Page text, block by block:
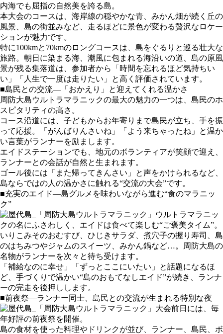
内海でも屈指の自然美を誇る島。
本大会のコースは、海岸線の穏やかな青、みかん畑が続く丘の
風景、島の街並みなど、走るほどに景色が変わる贅沢なロケー
ションが魅力です。
特に100kmと70kmのロングコースは、島をぐるりと巡る壮大な
旅路。朝日に染まる海、潮風に包まれる海沿いの道、島の原風
景が残る集落道は、参加者から「時間を忘れるほど気持ちい
い」「人生で一度は走りたい」と高く評価されています。
■島民との交流—「おかえり」と迎えてくれる温かさ
周防大島ウルトラマラニックの最大の魅力の一つは、島民のホ
スピタリティの高さ。
コース沿道には、子どもからお年寄りまで島民が立ち、手を振
って応援。「がんばりんさいね」「よう来ちゃったね」と温か
い言葉がランナーを励まします。
エイドステーションでも、地元のボランティアが笑顔で迎え、
ランナーとの会話が自然と生まれます。
ゴール後には「また帰ってきんさい」と声をかけられるなど、
島ならではの人の温かさに触れる“交流の大会”です。
■充実のエイド—島グルメを味わいながら進む“食のマラニッ
ク”
ウルトラマラニッ
クの名にふさわしく、エイドは食べて楽しむ“ご褒美タイム”。
いりこみそのおむすび、ひじきサラダ、煮穴子の握り寿司、島
のはちみつやジャムのスイーツ、みかん鍋など…。周防大島の
名物がランナーを次々と待ち受けます。
「補給なのに幸せ」「ずっとここにいたい」と話題になるほ
ど、手づくりで温かい“島のおもてなしエイド”が続き、ランナ
ーの完走を後押しします。
■前夜祭—ランナー同士、島民との交流が生まれる特別な夜
大会前日には、毎
年好評の前夜祭を開催。
島の食材を使った料理やドリンクが並び、ランナー、島民、ボ